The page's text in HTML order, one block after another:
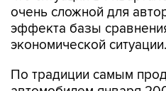
очень сложной для
эффекта базы
экономической ситуации.
По традиции самым